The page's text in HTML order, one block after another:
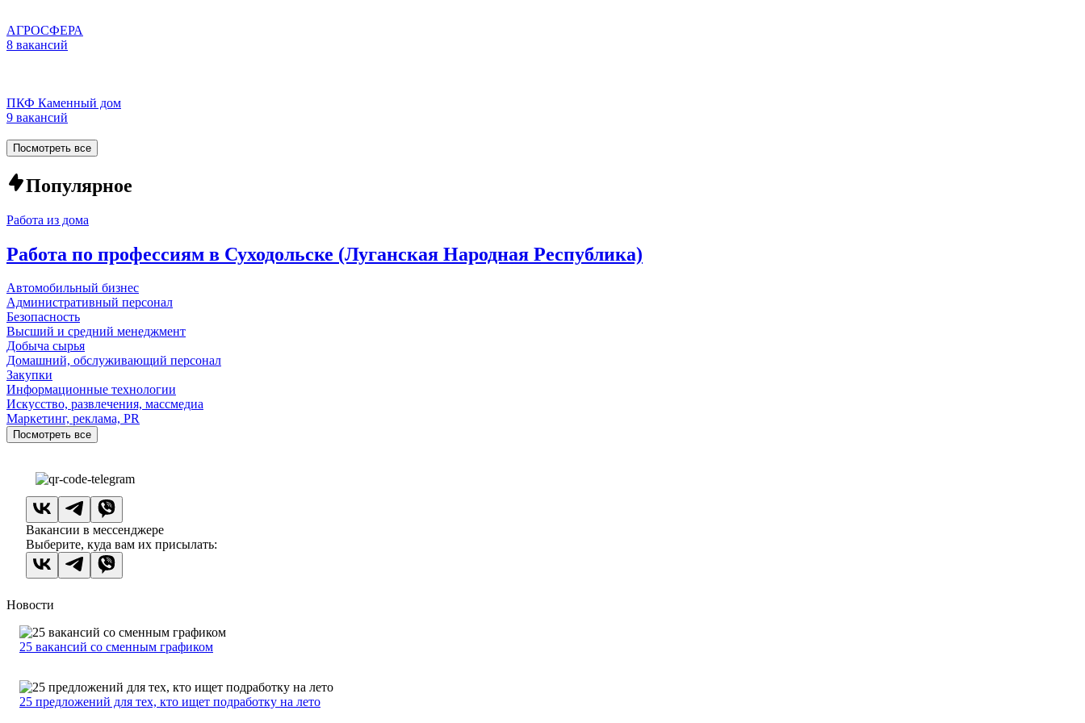
АГРОСФЕРА
8 вакансий
ПКФ Каменный дом
9 вакансий
Посмотреть все
Популярное
Работа из дома
Работа по профессиям в Суходольске (Луганская Народная Республика)
Автомобильный бизнес
Административный персонал
Безопасность
Высший и средний менеджмент
Добыча сырья
Домашний, обслуживающий персонал
Закупки
Информационные технологии
Искусство, развлечения, массмедиа
Маркетинг, реклама, PR
Посмотреть все
Вакансии в мессенджере
Выберите, куда вам их присылать:
Новости
25 вакансий со сменным графиком
25 предложений для тех, кто ищет подработку на лето